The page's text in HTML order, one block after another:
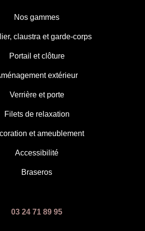
Nos gammes
claustra et garde-corps
Portail et clôture
extérieur
Verrière et porte
Filets de relaxation
et ameublement
Accessibilité
Braseros
03 24 71 89 95